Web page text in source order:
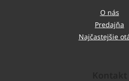
O nás
Predajňa
Najčastejšie